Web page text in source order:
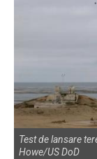
Test de lansare
Howe/US DoD